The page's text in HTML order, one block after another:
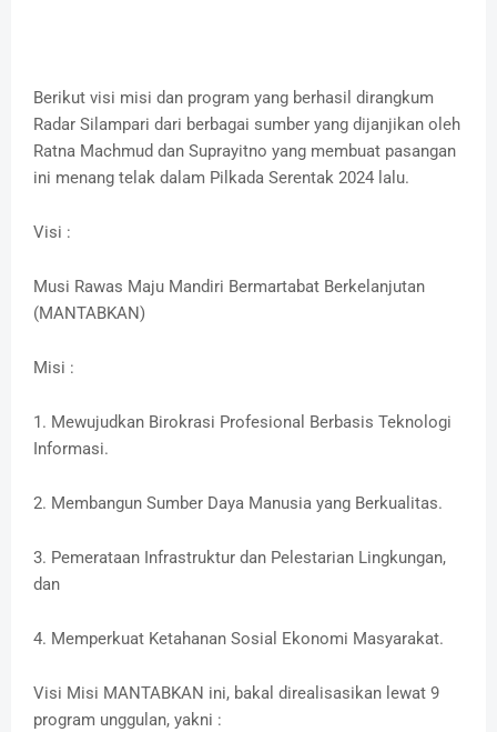
Berikut visi misi dan program yang berhasil dirangkum
Radar Silampari dari berbagai sumber yang dijanjikan oleh
Ratna Machmud dan Suprayitno yang membuat pasangan
ini menang telak dalam Pilkada Serentak 2024 lalu.
Visi :
Musi Rawas Maju Mandiri Bermartabat Berkelanjutan
(MANTABKAN)
Misi :
1. Mewujudkan Birokrasi Profesional Berbasis Teknologi
Informasi.
2. Membangun Sumber Daya Manusia yang Berkualitas.
3. Pemerataan Infrastruktur dan Pelestarian Lingkungan,
dan
4. Memperkuat Ketahanan Sosial Ekonomi Masyarakat.
Visi Misi MANTABKAN ini, bakal direalisasikan lewat 9
program unggulan, yakni :